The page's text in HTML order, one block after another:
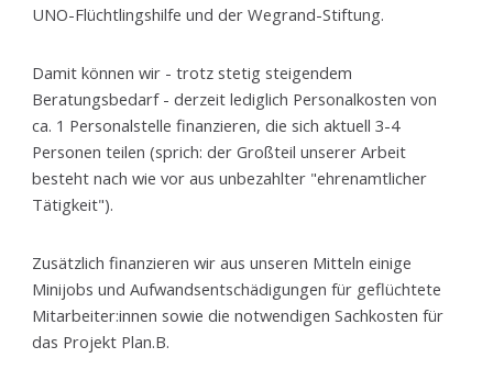
UNO-Flüchtlingshilfe und der Wegrand-Stiftung.
Damit können wir - trotz stetig steigendem
Beratungsbedarf - derzeit lediglich Personalkosten von
ca. 1 Personalstelle finanzieren, die sich aktuell 3-4
Personen teilen (sprich: der Großteil unserer Arbeit
besteht nach wie vor aus unbezahlter "ehrenamtlicher
Tätigkeit").
Zusätzlich finanzieren wir aus unseren Mitteln einige
Minijobs und Aufwandsentschädigungen für geflüchtete
Mitarbeiter:innen sowie die notwendigen Sachkosten für
das Projekt Plan.B.